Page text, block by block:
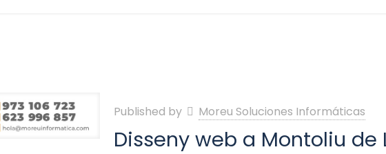
Published by Moreu Soluciones Informáticas
Disseny web a Montoliu de